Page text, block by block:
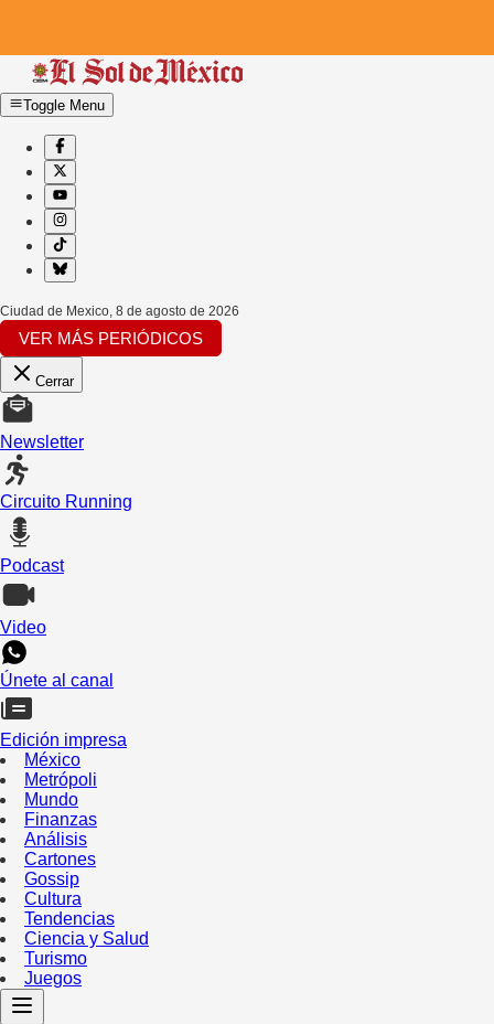
Toggle Menu
Ciudad de Mexico, 8 de agosto de 2026
VER MÁS PERIÓDICOS
Cerrar
Newsletter
Circuito Running
Podcast
Video
Únete al canal
Edición impresa
México
Metrópoli
Mundo
Finanzas
Análisis
Cartones
Gossip
Cultura
Tendencias
Ciencia y Salud
Turismo
Juegos